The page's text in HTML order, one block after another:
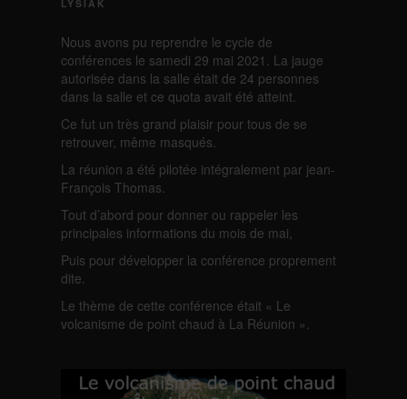
LYSIAK
Nous avons pu reprendre le cycle de
conférences le samedi 29 mai 2021. La jauge
autorisée dans la salle était de 24 personnes
dans la salle et ce quota avait été atteint.
Ce fut un très grand plaisir pour tous de se
retrouver, même masqués.
La réunion a été pilotée intégralement par jean-
François Thomas.
Tout d’abord pour donner ou rappeler les
principales informations du mois de mai,
Puis pour développer la conférence proprement
dite.
Le thème de cette conférence était « Le
volcanisme de point chaud à La Réunion ».